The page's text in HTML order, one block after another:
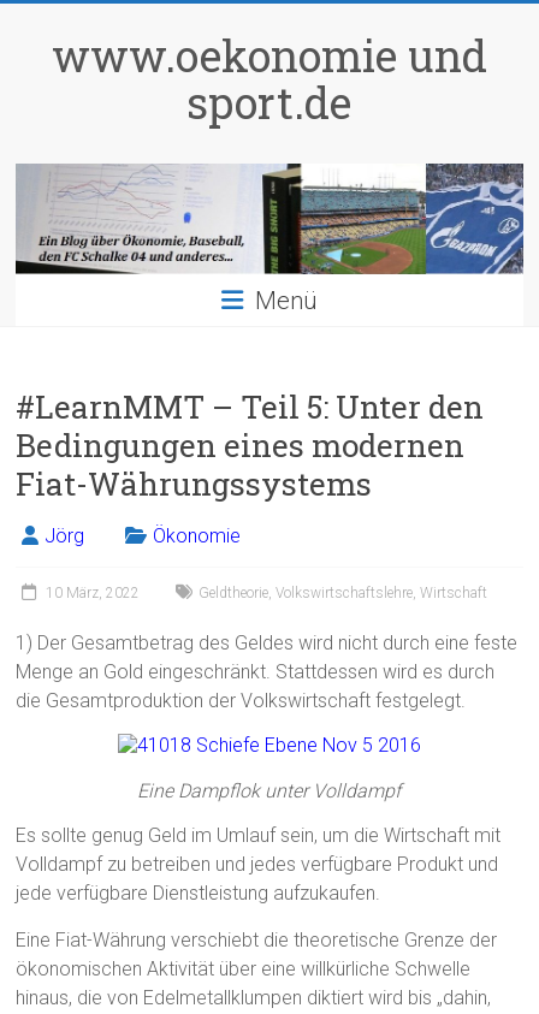
springenwww.oekonomie und
sport.de
Menü
#LearnMMT – Teil 5: Unter den
Bedingungen eines modernen
Fiat-Währungssystems
Jörg Ökonomie
10 März, 2022 Geldtheorie,Volkswirtschaftslehre,Wirtschaft
1) Der Gesamtbetrag des Geldes wird nicht durch eine feste
Menge an Gold eingeschränkt. Stattdessen wird es durch
die Gesamtproduktion der Volkswirtschaft festgelegt.
Eine Dampflok unter Volldampf
Es sollte genug Geld im Umlauf sein, um die Wirtschaft mit
Volldampf zu betreiben und jedes verfügbare Produkt und
jede verfügbare Dienstleistung aufzukaufen.
Eine Fiat-Währung verschiebt die theoretische Grenze der
ökonomischen Aktivität über eine willkürliche Schwelle
hinaus, die von Edelmetallklumpen diktiert wird bis „dahin,